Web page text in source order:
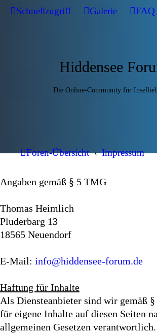
Schnellzugriff Galerie FAQ
Hiddensee
Die Online-Community für
Foren-Übersicht Impressum
Angaben gemäß § 5 TMG
Thomas Heimlich
Pluderbarg 13
18565 Neuendorf
E-Mail: info@hiddensee-forum.de
Haftung für Inhalte
Als Diensteanbieter sind wir gemäß
für eigene Inhalte auf diesen Seiten
allgemeinen Gesetzen